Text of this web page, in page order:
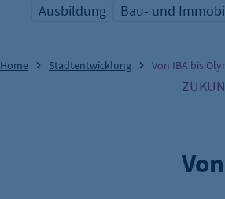
überspringen
Übersicht Schlagwort
Ausbildung
Übersicht
Bau- und
Home Stadtentwicklung Von IBA bis